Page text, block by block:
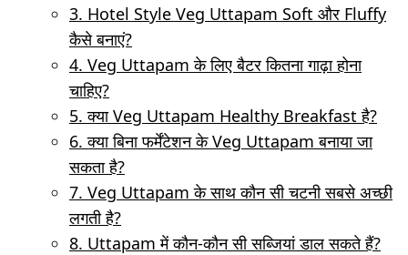
3. Hotel Style Veg Uttapam Soft और Fluffy
कैसे बनाएं?
4. Veg Uttapam के लिए बैटर कितना गाढ़ा होना
चाहिए?
5. क्या Veg Uttapam Healthy Breakfast है?
6. क्या बिना फर्मेंटेशन के Veg Uttapam बनाया जा
सकता है?
7. Veg Uttapam के साथ कौन सी चटनी सबसे अच्छी
लगती है?
8. Uttapam में कौन-कौन सी सब्जियां डाल सकते हैं?